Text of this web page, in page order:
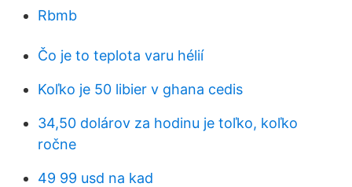
Rbmb
Čo je to teplota varu hélií
Koľko je 50 libier v ghana cedis
34,50 dolárov za hodinu je toľko, koľko
ročne
49 99 usd na kad